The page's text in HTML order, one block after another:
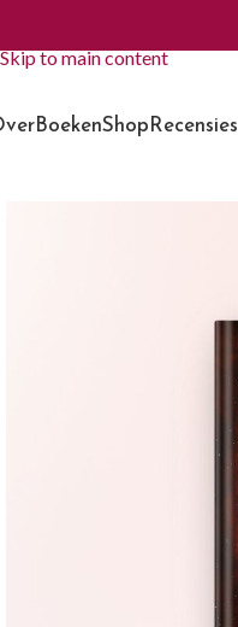
Skip to main content
BoekenShop Recensies